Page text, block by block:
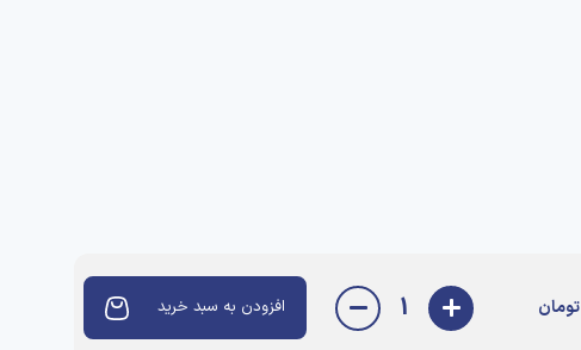
تومان 1 افزودن به سبد خرید